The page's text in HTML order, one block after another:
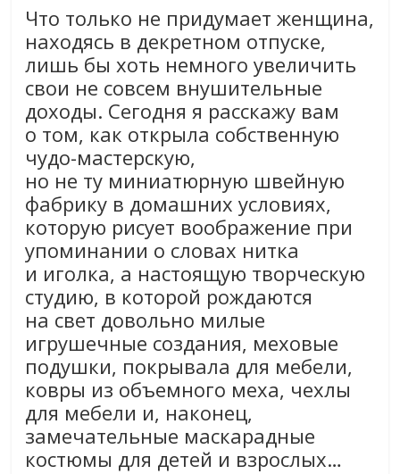
Что только не придумает женщина,
находясь в декретном отпуске,
лишь бы хоть немного увеличить
свои не совсем внушительные
доходы. Сегодня я расскажу вам
о том, как открыла собственную
чудо-мастерскую,
но не ту миниатюрную швейную
фабрику в домашних условиях,
которую рисует воображение при
упоминании о словах нитка
и иголка, а настоящую творческую
студию, в которой рождаются
на свет довольно милые
игрушечные создания, меховые
подушки, покрывала для мебели,
ковры из объемного меха, чехлы
для мебели и, наконец,
замечательные маскарадные
костюмы для детей и взрослых…